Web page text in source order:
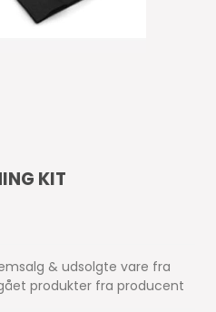
KIT
& udsolgte vare fra
produkter fra producent